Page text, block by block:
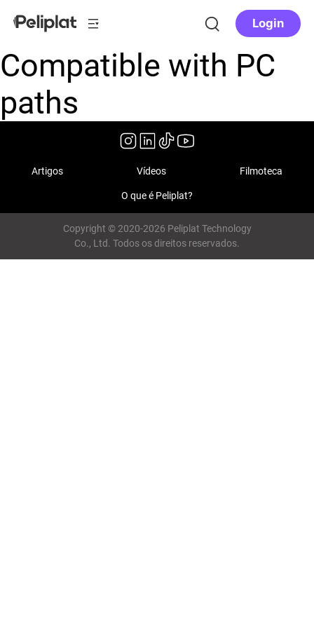
Login
Compatible with PC
paths
Artigos Vídeos Filmoteca
O que é Peliplat?
Copyright © 2020-2026 Peliplat Technology
Co., Ltd. Todos os direitos reservados.